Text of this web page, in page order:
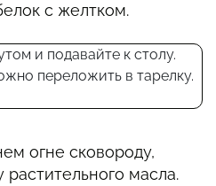
с желтком.
огне сковороду,
масла.